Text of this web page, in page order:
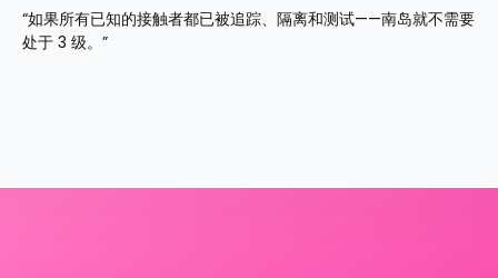
“如果所有已知的接触者都已被追踪、隔离和测试——南岛就不需要
处于 3 级。”